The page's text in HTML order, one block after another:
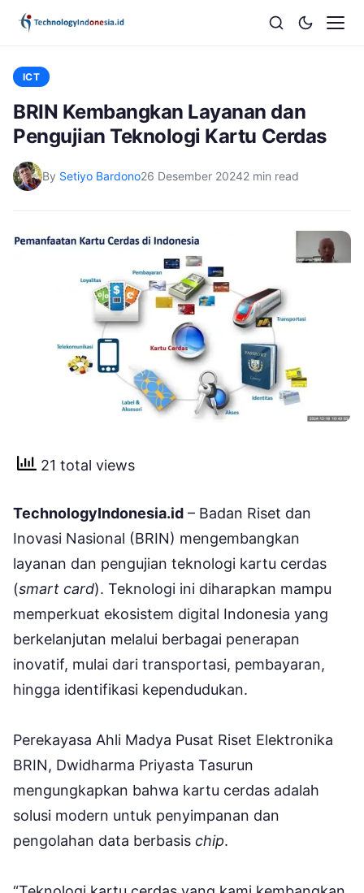
ICT
BRIN Kembangkan Layanan dan
Pengujian Teknologi Kartu Cerdas
By Setiyo Bardono26 Desember 20242 min read
21 total views
TechnologyIndonesia.id – Badan Riset dan
Inovasi Nasional (BRIN) mengembangkan
layanan dan pengujian teknologi kartu cerdas
(smart card). Teknologi ini diharapkan mampu
memperkuat ekosistem digital Indonesia yang
berkelanjutan melalui berbagai penerapan
inovatif, mulai dari transportasi, pembayaran,
hingga identifikasi kependudukan.
Perekayasa Ahli Madya Pusat Riset Elektronika
BRIN, Dwidharma Priyasta Tasurun
mengungkapkan bahwa kartu cerdas adalah
solusi modern untuk penyimpanan dan
pengolahan data berbasis chip.